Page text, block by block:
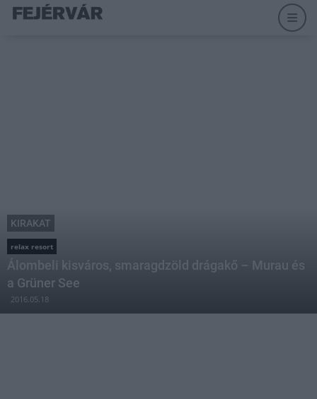
KIRAKAT
relax resort
Álombeli kisváros, smaragdzöld drágakő – Murau és
a Grüner See
2016.05.18